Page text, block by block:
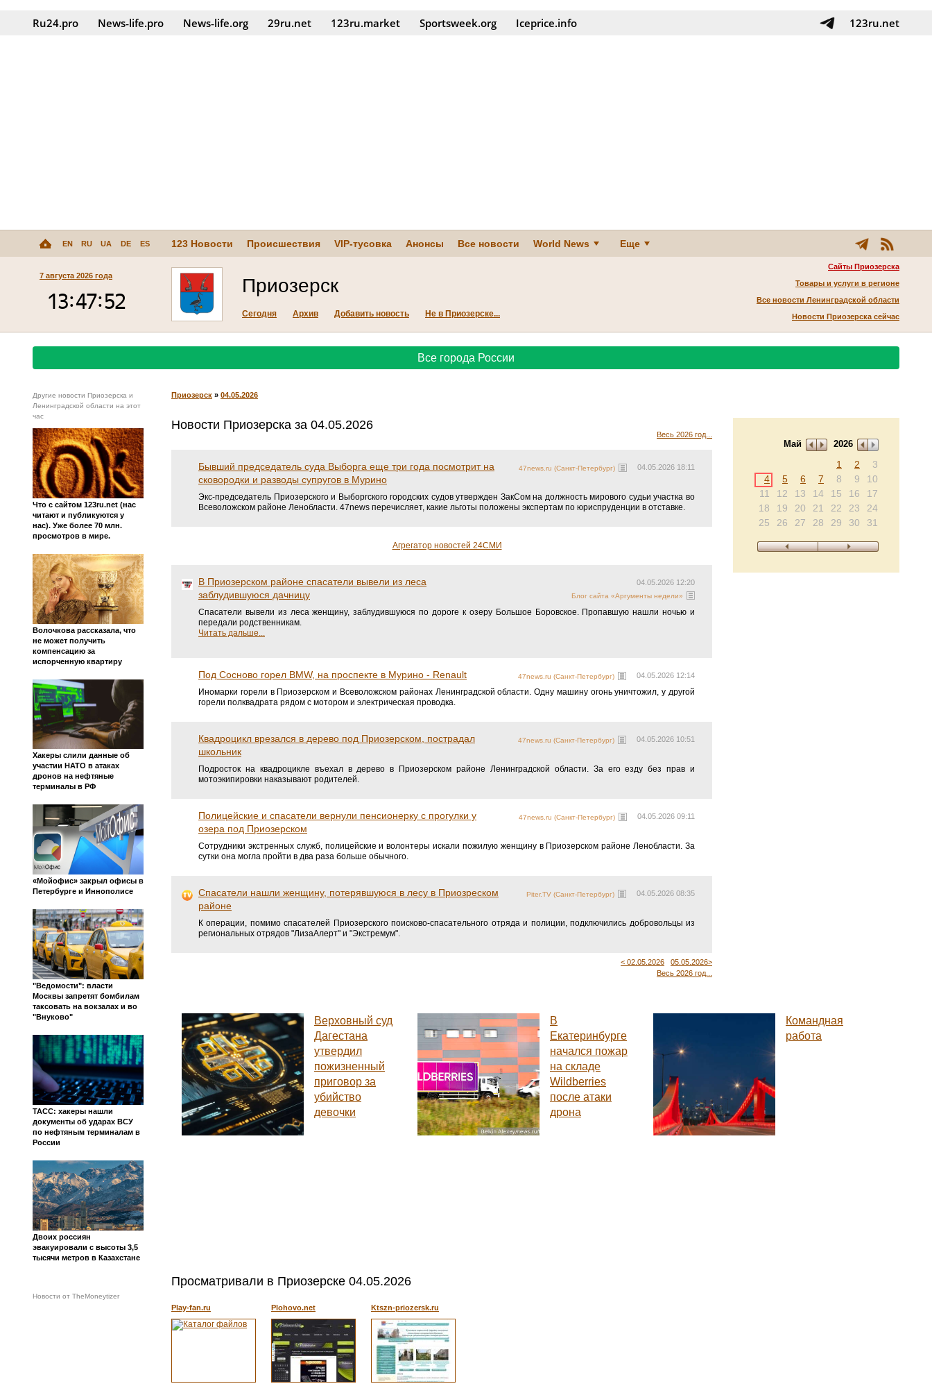
Ru24.pro News‑life.pro News‑life.org 29ru.net 123ru.market Sportsweek.org Iceprice.info 123ru.net
EN RU UA DE ES 123 Новости Происшествия VIP-тусовка Анонсы Все новости World News Еще
7 августа 2026 года
Сайты Приозерска
Товары и услуги в регионе
Все новости Ленинградской области
Новости Приозерска сейчас
Приозерск
Сегодня Архив Добавить новость Не в Приозерске...
Все города России
Другие новости Приозерска и
Ленинградской области на этот
час
Что с сайтом 123ru.net (нас
читают и публикуются у
нас). Уже более 70 млн.
просмотров в мире.
Волочкова рассказала, что
не может получить
компенсацию за
испорченную квартиру
Хакеры слили данные об
участии НАТО в атаках
дронов на нефтяные
терминалы в РФ
«Мойофис» закрыл офисы в
Петербурге и Иннополисе
"Ведомости": власти
Москвы запретят бомбилам
таксовать на вокзалах и во
"Внуково"
ТАСС: хакеры нашли
документы об ударах ВСУ
по нефтяным терминалам в
России
Двоих россиян
эвакуировали с высоты 3,5
тысячи метров в Казахстане
Новости от TheMoneytizer
Приозерск » 04.05.2026
Май 2026
1 2
3
4
5 6 7 8 9
10
11
12 13 14 15 16
17
18
19 20 21 22 23
24
25
26 27 28 29 30 31
Весь 2026 год...
Новости Приозерска за 04.05.2026
04.05.2026 18:11
47news.ru (Санкт-Петербург)
Бывший председатель суда Выборга еще три года посмотрит на
сковородки и разводы супругов в Мурино
Экс-председатель Приозерского и Выборгского городских судов утвержден ЗакСом на должность мирового судьи участка во
Всеволожском районе Ленобласти. 47news перечисляет, какие льготы положены экспертам по юриспруденции в отставке.
Агрегатор новостей 24СМИ
04.05.2026 12:20
Блог сайта «Аргументы недели»
В Приозерском районе спасатели вывели из леса
заблудившуюся дачницу
Спасатели вывели из леса женщину, заблудившуюся по дороге к озеру Большое Боровское. Пропавшую нашли ночью и
передали родственникам.
Читать дальше...
04.05.2026 12:14
47news.ru (Санкт-Петербург)
Под Сосново горел BMW, на проспекте в Мурино - Renault
Иномарки горели в Приозерском и Всеволожском районах Ленинградской области. Одну машину огонь уничтожил, у другой
горели полквадрата рядом с мотором и электрическая проводка.
04.05.2026 10:51
47news.ru (Санкт-Петербург)
Квадроцикл врезался в дерево под Приозерском, пострадал
школьник
Подросток на квадроцикле въехал в дерево в Приозерском районе Ленинградской области. За его езду без прав и
мотоэкипировки наказывают родителей.
04.05.2026 09:11
47news.ru (Санкт-Петербург)
Полицейские и спасатели вернули пенсионерку с прогулки у
озера под Приозерском
Сотрудники экстренных служб, полицейские и волонтеры искали пожилую женщину в Приозерском районе Ленобласти. За
сутки она могла пройти в два раза больше обычного.
04.05.2026 08:35
Piter.TV (Санкт-Петербург)
Спасатели нашли женщину, потерявшуюся в лесу в Приозреском
районе
К операции, помимо спасателей Приозерского поисково-спасательного отряда и полиции, подключились добровольцы из
региональных отрядов "ЛизаАлерт" и "Экстремум".
< 02.05.2026
05.05.2026>
Весь 2026 год...
Верховный суд
Дагестана
утвердил
пожизненный
приговор за
убийство
девочки
В
Екатеринбурге
начался пожар
на складе
Wildberries
после атаки
дрона
Командная
работа
Просматривали в Приозерске 04.05.2026
Play-fan.ru Plohovo.net Ktszn-priozersk.ru